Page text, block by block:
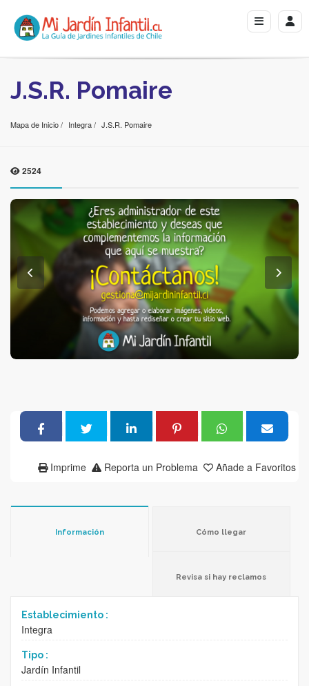
J.S.R. Pomaire
Mapa de Inicio Integra J.S.R. Pomaire
2524
Añade a Favoritos
Reporta un Problema
Imprime
Información Cómo llegar
Revisa si hay reclamos
Establecimiento :
Integra
Tipo :
Jardín Infantil